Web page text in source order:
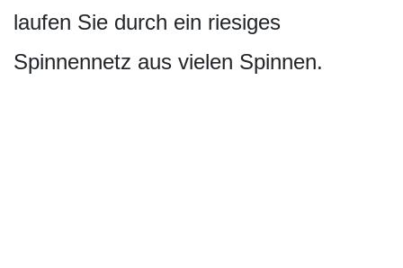
laufen Sie durch ein riesiges
Spinnennetz aus vielen Spinnen.